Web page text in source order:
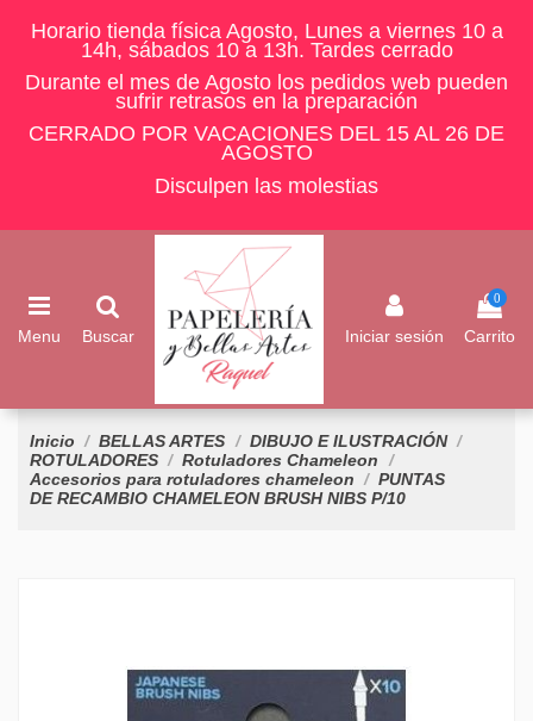
Horario tienda física Agosto, Lunes a viernes 10 a
14h, sábados 10 a 13h. Tardes cerrado
Durante el mes de Agosto los pedidos web pueden
sufrir retrasos en la preparación
CERRADO POR VACACIONES DEL 15 AL 26 DE
AGOSTO
Disculpen las molestias
Menu Buscar Iniciar sesión
0
Carrito
Inicio BELLAS ARTES
DIBUJO E ILUSTRACIÓN
ROTULADORES
Rotuladores Chameleon
Accesorios para rotuladores chameleon
PUNTAS
DE RECAMBIO CHAMELEON BRUSH NIBS P/10